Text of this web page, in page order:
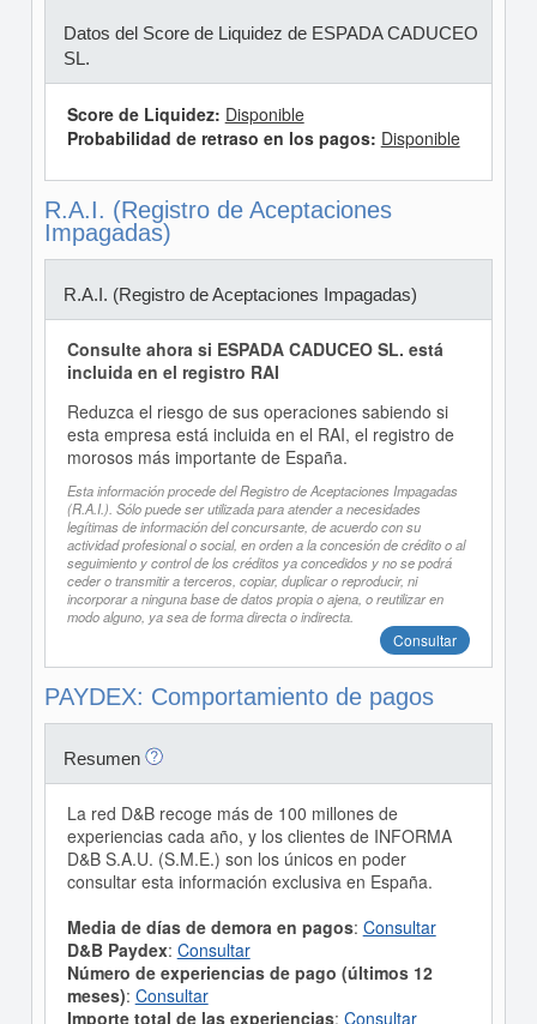
Datos del Score de Liquidez de ESPADA CADUCEO
SL.
Score de Liquidez: Disponible
Probabilidad de retraso en los pagos: Disponible
R.A.I. (Registro de Aceptaciones
Impagadas)
R.A.I. (Registro de Aceptaciones Impagadas)
Consulte ahora si ESPADA CADUCEO SL. está
incluida en el registro RAI
Reduzca el riesgo de sus operaciones sabiendo si
esta empresa está incluida en el RAI, el registro de
morosos más importante de España.
Esta información procede del Registro de Aceptaciones Impagadas
(R.A.I.). Sólo puede ser utilizada para atender a necesidades
legítimas de información del concursante, de acuerdo con su
actividad profesional o social, en orden a la concesión de crédito o al
seguimiento y control de los créditos ya concedidos y no se podrá
ceder o transmitir a terceros, copiar, duplicar o reproducir, ni
incorporar a ninguna base de datos propia o ajena, o reutilizar en
modo alguno, ya sea de forma directa o indirecta.
Consultar
PAYDEX: Comportamiento de pagos
Resumen
La red D&B recoge más de 100 millones de
experiencias cada año, y los clientes de INFORMA
D&B S.A.U. (S.M.E.) son los únicos en poder
consultar esta información exclusiva en España.
Media de días de demora en pagos: Consultar
D&B Paydex: Consultar
Número de experiencias de pago (últimos 12
meses): Consultar
Importe total de las experiencias: Consultar